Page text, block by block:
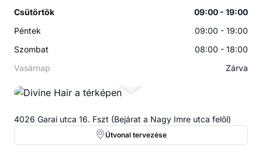
Csütörtök
09:00 - 19:00
Péntek
09:00 - 19:00
Szombat
08:00 - 18:00
Vasárnap
Zárva
4026 Garai utca 16. Fszt (Bejárat a Nagy Imre utca felől)
Útvonal tervezése